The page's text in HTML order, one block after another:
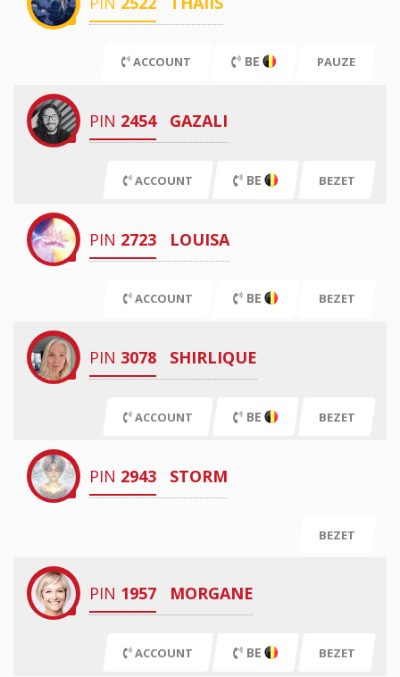
ACCOUNT BE PAUZE
PIN 2454 GAZALI
ACCOUNT BE BEZET
PIN 2723 LOUISA
ACCOUNT BE BEZET
PIN 3078 SHIRLIQUE
ACCOUNT BE BEZET
PIN 2943 STORM
BEZET
PIN 1957 MORGANE
ACCOUNT BE BEZET